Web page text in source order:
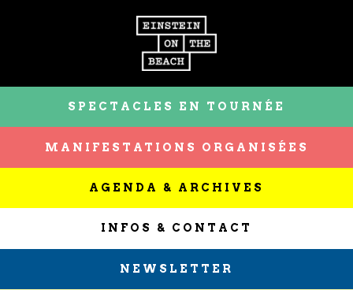
SPECTACLES EN TOURNÉE
MANIFESTATIONS ORGANISÉES
AGENDA & ARCHIVES
INFOS & CONTACT
NEWSLETTER